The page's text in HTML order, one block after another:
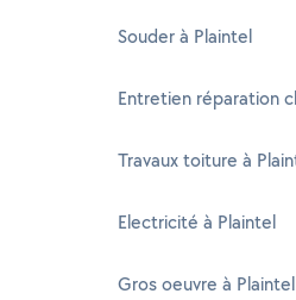
Souder à Plaintel
Entretien réparation
Travaux toiture à
Electricité à Plaintel
Gros oeuvre à Plaintel